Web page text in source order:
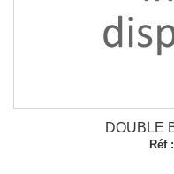
DOUBLE
Réf :